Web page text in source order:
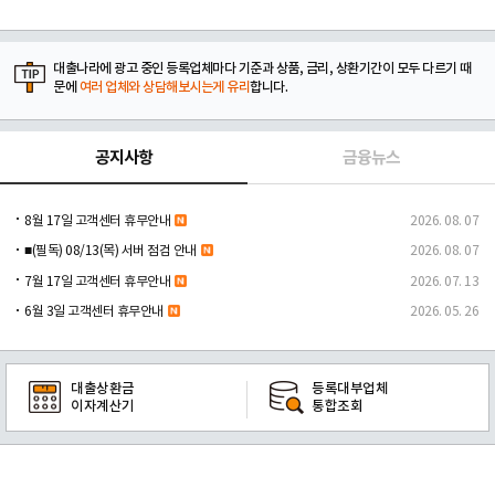
대출나라에 광고 중인 등록업체마다 기준과 상품, 금리, 상환기간이 모두 다르기 때
문에 여러 업체와 상담해보시는게 유리합니다.
공지사항 금융뉴스
8월 17일 고객센터 휴무안내 2026. 08. 07
■(필독) 08/13(목) 서버 점검 안내 2026. 08. 07
7월 17일 고객센터 휴무안내 2026. 07. 13
6월 3일 고객센터 휴무안내 2026. 05. 26
대출상환금
이자계산기
등록대부업체
통합조회